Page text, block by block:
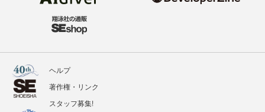
ヘルプ
著作権・リンク
スタッフ募集!